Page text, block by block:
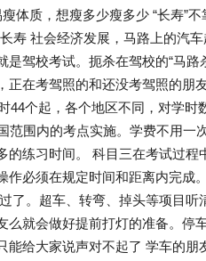
体质，想瘦多少瘦多少 “长寿”不
寿 社会经济发展，马路上的汽车
驾校考试。扼杀在驾校的“马路
正在考驾照的和还没考驾照的朋
44个起，各个地区不同，对学时
范围内的考点实施。学费不用一
练习时间。 科目三在考试过程
必须在规定时间和距离内完成
了。超车、转弯、掉头等项目听
么就会做好提前打灯的准备。停
给大家说声对不起了 学车的朋